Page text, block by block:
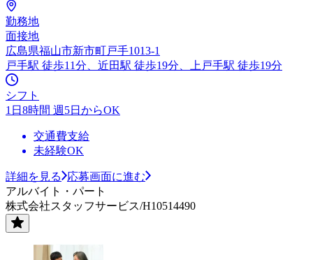
勤務地
面接地
広島県福山市新市町戸手1013-1
戸手駅 徒歩11分、近田駅 徒歩19分、上戸手駅 徒歩19分
シフト
1日8時間 週5日からOK
交通費支給
未経験OK
詳細を見る
応募画面に進む
アルバイト・パート
株式会社スタッフサービス/H10514490